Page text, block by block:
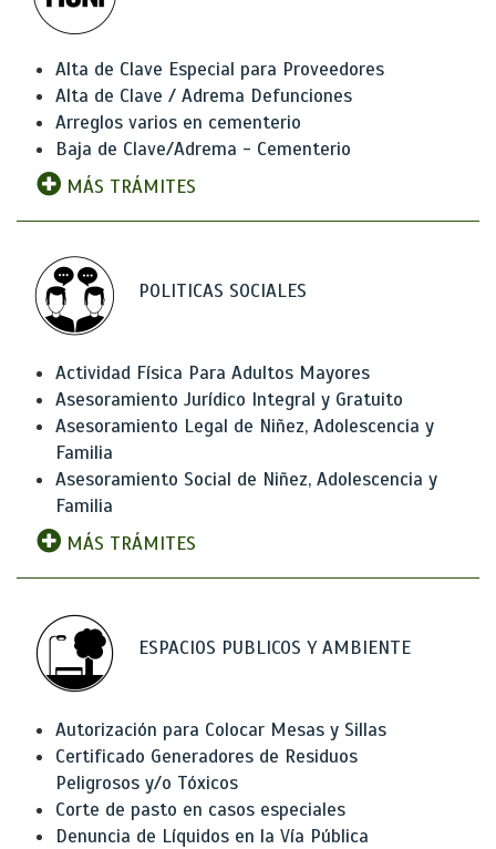
Alta de Clave Especial para Proveedores
Alta de Clave / Adrema Defunciones
Arreglos varios en cementerio
Baja de Clave/Adrema - Cementerio
MÁS TRÁMITES
POLITICAS SOCIALES
Actividad Física Para Adultos Mayores
Asesoramiento Jurídico Integral y Gratuito
Asesoramiento Legal de Niñez, Adolescencia y
Familia
Asesoramiento Social de Niñez, Adolescencia y
Familia
MÁS TRÁMITES
ESPACIOS PUBLICOS Y AMBIENTE
Autorización para Colocar Mesas y Sillas
Certificado Generadores de Residuos
Peligrosos y/o Tóxicos
Corte de pasto en casos especiales
Denuncia de Líquidos en la Vía Pública